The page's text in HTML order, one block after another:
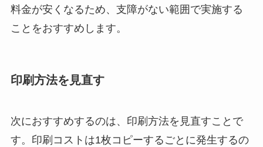
料金が安くなるため、支障がない範囲で実施する
ことをおすすめします。
印刷方法を見直す
次におすすめするのは、印刷方法を見直すことで
す。印刷コストは1枚コピーするごとに発生するの